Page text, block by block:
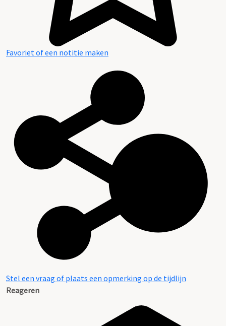
Favoriet of een notitie maken
Stel een vraag of plaats een opmerking op de tijdlijn
Reageren